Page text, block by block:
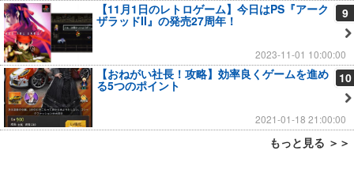
9
【11月1日のレトロゲーム】今日はPS『アーク
ザラッドII』の発売27周年！
2023-11-01 10:00:00
10
【おねがい社長！攻略】効率良くゲームを進め
る5つのポイント
2021-01-18 21:00:00
もっと見る ＞＞